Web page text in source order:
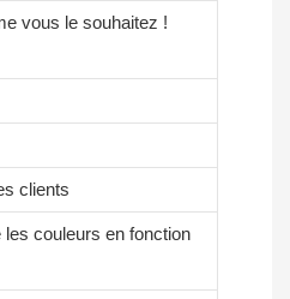
vous le souhaitez !
clients
couleurs en fonction